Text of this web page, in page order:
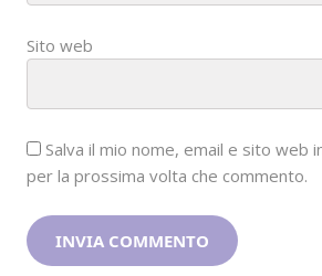
Sito web
Salva il mio nome, email e sito web
per la prossima volta che commento.